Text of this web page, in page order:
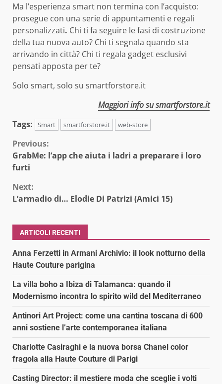
Ma l’esperienza smart non termina con l’acquisto:
prosegue con una serie di appuntamenti e regali
personalizzati. Chi ti fa seguire le fasi di costruzione
della tua nuova auto? Chi ti segnala quando sta
arrivando in città? Chi ti regala gadget esclusivi
pensati apposta per te?
Solo smart, solo su smartforstore.it
Maggiori info su smartforstore.it
Tags:
Smart smartforstore.it web-store
Continue
Reading
Previous:
GrabMe: l’app che aiuta i ladri a preparare i loro
furti
Next:
L’armadio di… Elodie Di Patrizi (Amici 15)
ARTICOLI RECENTI
Anna Ferzetti in Armani Archivio: il look notturno della
Haute Couture parigina
La villa boho a Ibiza di Talamanca: quando il
Modernismo incontra lo spirito wild del Mediterraneo
Antinori Art Project: come una cantina toscana di 600
anni sostiene l’arte contemporanea italiana
Charlotte Casiraghi e la nuova borsa Chanel color
fragola alla Haute Couture di Parigi
Casting Director: il mestiere moda che sceglie i volti